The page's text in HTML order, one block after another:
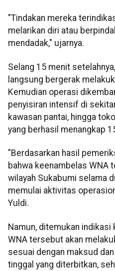
"Tindakan mereka
melarikan diri atau
mendadak," ujarnya.
Selang 15 menit
langsung bergerak
Kemudian operasi
penyisiran intensif di
kawasan pantai, hingga
yang berhasil menangkap
"Berdasarkan hasil
bahwa keenambelas WNA
wilayah Sukabumi selama
memulai aktivitas
Yuldi.
Namun, ditemukan
WNA tersebut akan
sesuai dengan maksud
tinggal yang diterbitkan,